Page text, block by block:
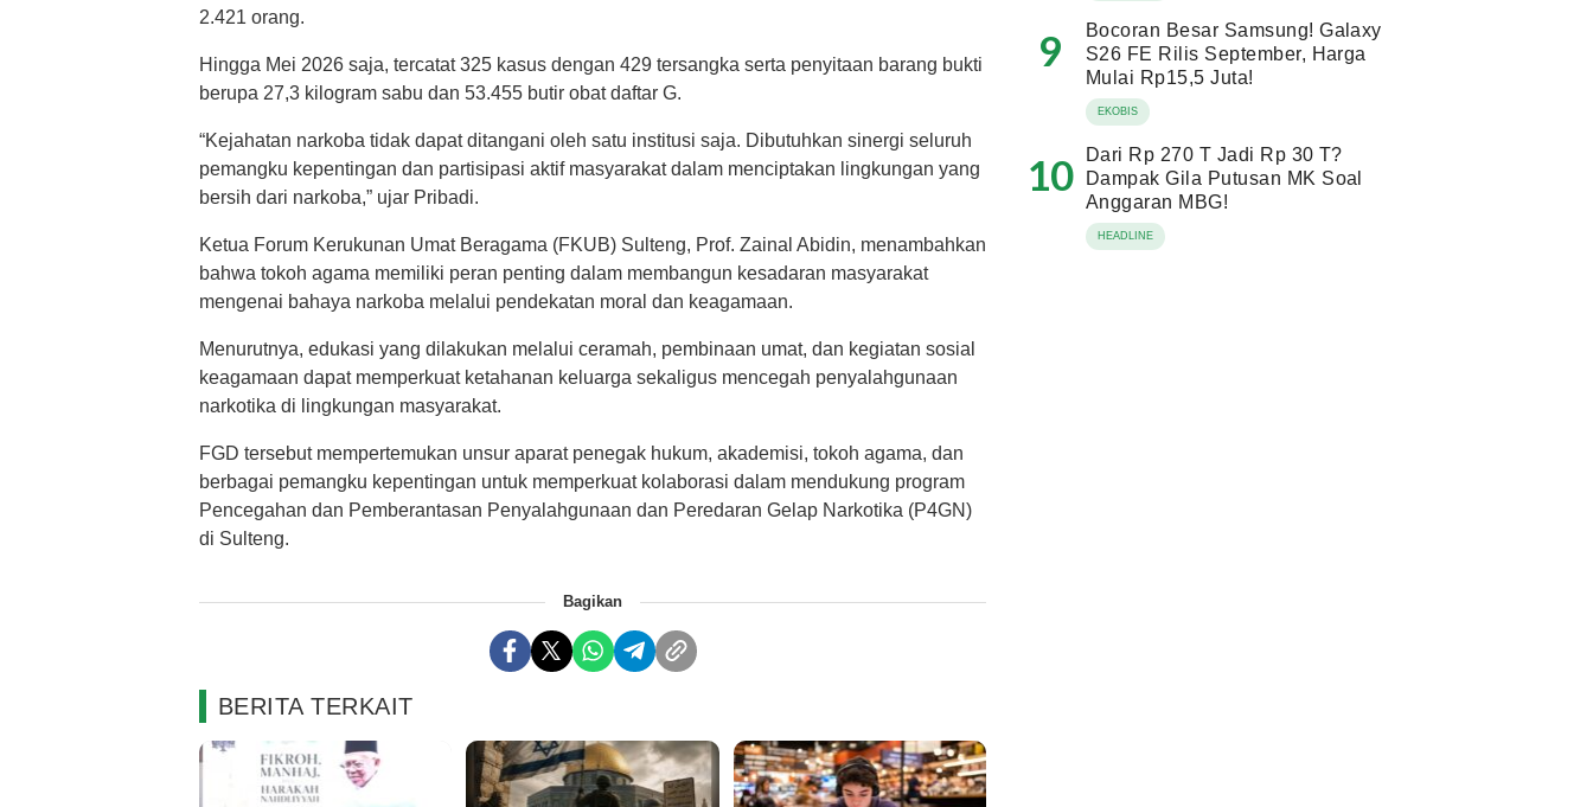
2.421 orang.
Hingga Mei 2026 saja, tercatat 325 kasus dengan 429 tersangka serta penyitaan barang bukti
berupa 27,3 kilogram sabu dan 53.455 butir obat daftar G.
“Kejahatan narkoba tidak dapat ditangani oleh satu institusi saja. Dibutuhkan sinergi seluruh
pemangku kepentingan dan partisipasi aktif masyarakat dalam menciptakan lingkungan yang
bersih dari narkoba,” ujar Pribadi.
Ketua Forum Kerukunan Umat Beragama (FKUB) Sulteng, Prof. Zainal Abidin, menambahkan
bahwa tokoh agama memiliki peran penting dalam membangun kesadaran masyarakat
mengenai bahaya narkoba melalui pendekatan moral dan keagamaan.
Menurutnya, edukasi yang dilakukan melalui ceramah, pembinaan umat, dan kegiatan sosial
keagamaan dapat memperkuat ketahanan keluarga sekaligus mencegah penyalahgunaan
narkotika di lingkungan masyarakat.
FGD tersebut mempertemukan unsur aparat penegak hukum, akademisi, tokoh agama, dan
berbagai pemangku kepentingan untuk memperkuat kolaborasi dalam mendukung program
Pencegahan dan Pemberantasan Penyalahgunaan dan Peredaran Gelap Narkotika (P4GN)
di Sulteng.
Bagikan
BERITA TERKAIT
9
Bocoran Besar Samsung! Galaxy
S26 FE Rilis September, Harga
Mulai Rp15,5 Juta!
EKOBIS
10
Dari Rp 270 T Jadi Rp 30 T?
Dampak Gila Putusan MK Soal
Anggaran MBG!
HEADLINE